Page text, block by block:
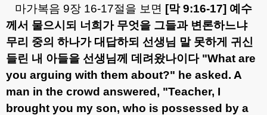
마가복음 9장 16-17절을 보면 [막9:16-17] 예수
께서 물으시되 너희가 무엇을 그들과 변론하느냐
무리 중의 하나가 대답하되 선생님 말 못하게 귀신
들린 내 아들을 선생님께 데려왔나이다"What are
you arguing with them about?" he asked. A
man in the crowd answered, "Teacher, I
brought you my son, who is possessed by a